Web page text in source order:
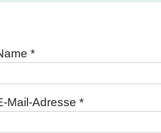
*
Mail-Adresse *